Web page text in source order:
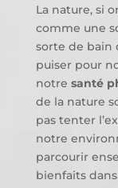
La nature, si
comme une
sorte de bain
puiser pour
notre santé
de la nature
pas tenter
notre
parcourir
bienfaits